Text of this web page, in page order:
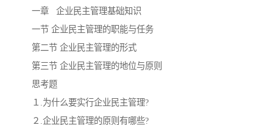
一章 企业民主管理基础知识
一节 企业民主管理的职能与任务
第二节 企业民主管理的形式
第三节 企业民主管理的地位与原则
思考题
１.为什么要实行企业民主管理?
２.企业民主管理的原则有哪些?
青海省建筑工程消耗量定
20kv及以下配电网工程定
验评定标准
广西建筑安装工程预算定 内河沿海港口疏浚定额
*考军校教材